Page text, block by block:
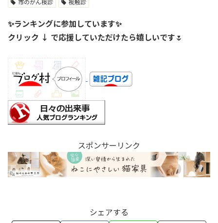
✨ランキングに参加しています✨
クリック ↓ で応援していただけたら嬉しいです🌷
スポンサーリンク
シェアする